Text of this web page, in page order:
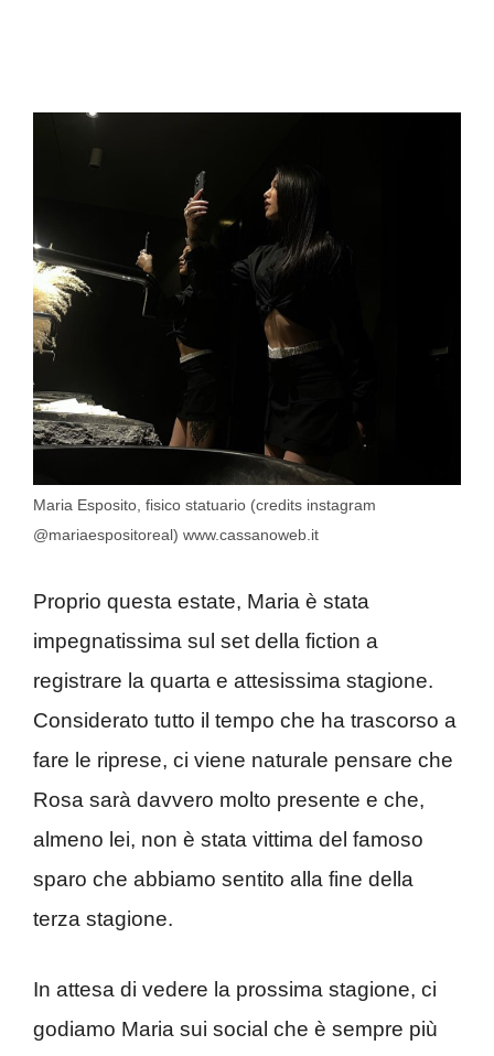
Maria Esposito, fisico statuario (credits instagram
@mariaespositoreal) www.cassanoweb.it
Proprio questa estate, Maria è stata
impegnatissima sul set della fiction a
registrare la quarta e attesissima stagione.
Considerato tutto il tempo che ha trascorso a
fare le riprese, ci viene naturale pensare che
Rosa sarà davvero molto presente e che,
almeno lei, non è stata vittima del famoso
sparo che abbiamo sentito alla fine della
terza stagione.
In attesa di vedere la prossima stagione, ci
godiamo Maria sui social che è sempre più